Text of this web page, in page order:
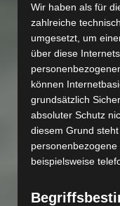
Wir haben als für
zahlreiche
umgesetzt, um
über diese
können
grundsätzlich
absoluter Schutz
diesem Grund
personenbezogene
beispielsweise